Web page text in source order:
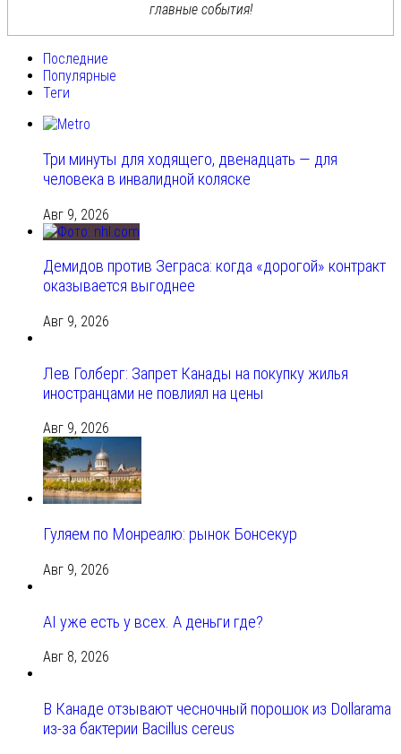
главные события!
Последние
Популярные
Теги
Три минуты для ходящего, двенадцать — для
человека в инвалидной коляске
Авг 9, 2026
Демидов против Зеграса: когда «дорогой» контракт
оказывается выгоднее
Авг 9, 2026
Лев Голберг: Запрет Канады на покупку жилья
иностранцами не повлиял на цены
Авг 9, 2026
Гуляем по Монреалю: рынок Бонсекур
Авг 9, 2026
AI уже есть у всех. А деньги где?
Авг 8, 2026
В Канаде отзывают чесночный порошок из Dollarama
из-за бактерии Bacillus cereus